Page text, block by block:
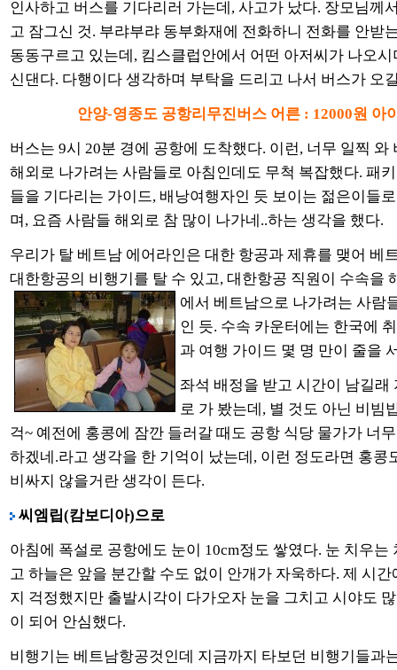
인사하고 버스를 기다리러 가는데, 사고가 났다. 장모님께
고 잠그신 것. 부랴부랴 동부화재에 전화하니 전화를 안받
동동구르고 있는데, 킴스클럽안에서 어떤 아저씨가 나오
신댄다. 다행이다 생각하며 부탁을 드리고 나서 버스가 오
안양-영종도 공항리무진버스 어른 : 12000원 아
버스는 9시 20분 경에 공항에 도착했다. 이런, 너무 일찍 와
해외로 나가려는 사람들로 아침인데도 무척 복잡했다. 패
들을 기다리는 가이드, 배낭여행자인 듯 보이는 젊은이들
며, 요즘 사람들 해외로 참 많이 나가네..하는 생각을 했다.
우리가 탈 베트남 에어라인은 대한 항공과 제휴를 맺어 베
대한항공의 비행기를 탈 수 있고, 대한항공 직원이 수속을
에서 베트남으로 나가려는 사람
인 듯. 수속 카운터에는 한국에
과 여행 가이드 몇 명 만이 줄을
좌석 배정을 받고 시간이 남길래
로 가 봤는데, 별 것도 아닌 비빔
걱~ 예전에 홍콩에 잠깐 들러갈 때도 공항 식당 물가가 너
하겠네.라고 생각을 한 기억이 났는데, 이런 정도라면 홍콩
비싸지 않을거란 생각이 든다.
씨엠립(캄보디아)으로
아침에 폭설로 공항에도 눈이 10cm정도 쌓였다. 눈 치우는
고 하늘은 앞을 분간할 수도 없이 안개가 자욱하다. 제 시
지 걱정했지만 출발시각이 다가오자 눈을 그치고 시야도
이 되어 안심했다.
비행기는 베트남항공것인데 지금까지 타보던 비행기들과